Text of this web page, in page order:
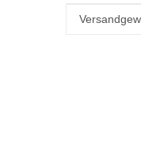
Wert